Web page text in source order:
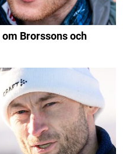
Brorssons och